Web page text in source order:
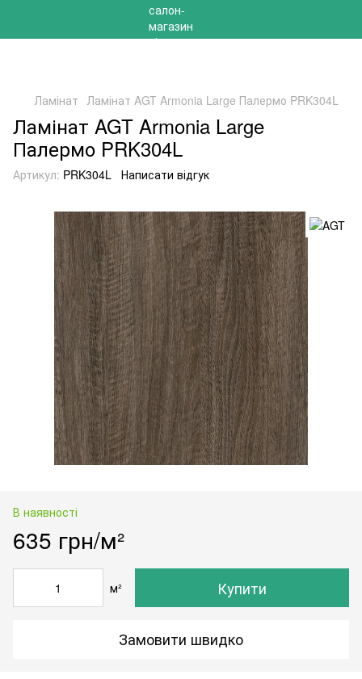
Ламінат Ламінат AGT Armonia Large Палермо PRK304L
Ламінат AGT Armonia Large
Палермо PRK304L
Артикул: PRK304L Написати відгук
В наявності
635 грн/м²
м² Купити
Замовити швидко